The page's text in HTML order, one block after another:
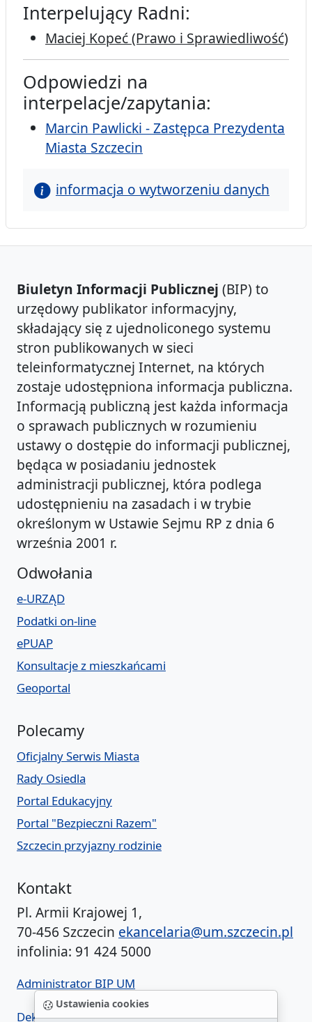
Ustawienia cookies
Interpelujący Radni:
Maciej Kopeć (Prawo i Sprawiedliwość)
Odpowiedzi na
interpelacje/zapytania:
Marcin Pawlicki - Zastępca Prezydenta
Miasta Szczecin
informacja o wytworzeniu danych
Biuletyn Informacji Publicznej (BIP) to
urzędowy publikator informacyjny,
składający się z ujednoliconego systemu
stron publikowanych w sieci
teleinformatycznej Internet, na których
zostaje udostępniona informacja publiczna.
Informacją publiczną jest każda informacja
o sprawach publicznych w rozumieniu
ustawy o dostępie do informacji publicznej,
będąca w posiadaniu jednostek
administracji publicznej, która podlega
udostępnieniu na zasadach i w trybie
określonym w Ustawie Sejmu RP z dnia 6
września 2001 r.
Odwołania
e-URZĄD
Podatki on-line
ePUAP
Konsultacje z mieszkańcami
Geoportal
Polecamy
Oficjalny Serwis Miasta
Rady Osiedla
Portal Edukacyjny
Portal "Bezpieczni Razem"
Szczecin przyjazny rodzinie
Kontakt
Pl. Armii Krajowej 1,
70-456 Szczecin ekancelaria@um.szczecin.pl
infolinia: 91 424 5000
Administrator BIP UM
Deklaracja dostępności